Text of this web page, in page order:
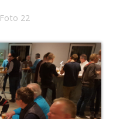
Foto 22